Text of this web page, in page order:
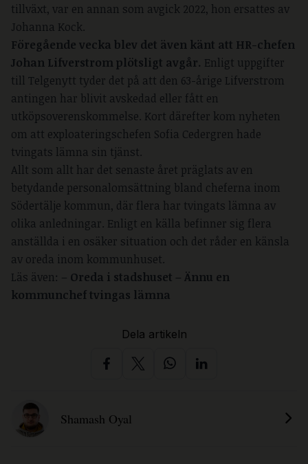
tillväxt, var en annan som avgick 2022, hon ersattes av
Johanna Kock.
Föregående vecka blev det även känt att HR-chefen
Johan Lifverstrom plötsligt avgår. Enligt uppgifter
till Telgenytt tyder det på att den 63-årige Lifverstrom
antingen har blivit avskedad eller fått en
utköpsoverenskommelse. Kort därefter kom nyheten
om att exploateringschefen Sofia Cedergren hade
tvingats lämna sin tjänst.
Allt som allt har det senaste året präglats av en
betydande personalomsättning bland cheferna inom
Södertälje kommun, där flera har tvingats lämna av
olika anledningar. Enligt en källa befinner sig flera
anställda i en osäker situation och det råder en känsla
av oreda inom kommunhuset.
Läs även: – Oreda i stadshuset – Ännu en
kommunchef tvingas lämna
Dela artikeln
Shamash Oyal